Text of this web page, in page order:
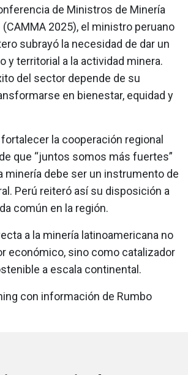
de Ministros de Minería
2025), el ministro peruano
subrayó la necesidad de dar un
y territorial a la actividad minera.
del sector depende de su
en bienestar, equidad y
la cooperación regional
que “juntos somos más fuertes”
minería debe ser un instrumento de
Perú reiteró así su disposición a
común en la región.
a la minería latinoamericana no
económico, sino como catalizador
a escala continental.
con información de Rumbo